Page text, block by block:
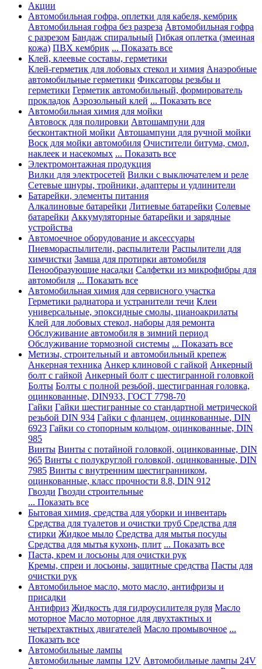
Акции
Автомобильная гофра, оплетки для кабеля, кембрик
Автомобильная гофра без разреза Автомобильная гофра
с разрезом Бандаж спиральный Гибкая оплетка (змеиная
кожа) ПВХ кембрик ... Показать все
Клей, клеевые составы, герметики
Клей-герметик для лобовых стекол и химия Анаэробные
автомобильные герметики Фиксаторы резьбы и
герметики Герметик автомобильный, формирователь
прокладок Аэрозольный клей ... Показать все
Автомобильная химия для мойки
Автовоск для полировки Автошампуни для
бесконтактной мойки Автошампуни для ручной мойки
Воск для мойки автомобиля Очистители битума, смол,
наклеек и насекомых ... Показать все
Электромонтажная продукция
Вилки для электросетей Вилки с выключателем и реле
Сетевые шнуры, тройники, адаптеры и удлинители
Батарейки, элементы питания
Алкалиновые батарейки Литиевые батарейки Солевые
батарейки Аккумуляторные батарейки и зарядные
устройства
Автомоечное оборудование и аксессуары
Пневмораспылители, распылители Распылители для
химчистки Замша для протирки автомобиля
Пенообразующие насадки Салфетки из микрофибры для
автомобиля ... Показать все
Автомобильная химия для сервисного участка
Герметики радиатора и устранители течи Клеи
универсальные, эпоксидные смолы, цианоакрилаты
Клей для лобовых стекол, наборы для ремонта
Обслуживание автомобиля в зимний период
Обслуживание тормозной системы ... Показать все
Метизы, строительный и автомобильный крепеж
Анкерная техника Анкер клиновой с гайкой Анкерный
болт с гайкой Анкерный болт с шестигранной головкой
Болты Болты с полной резьбой, шестигранная головка,
оцинкованные, DIN933, ГОСТ 7798-70
Гайки Гайки шестигранные со стандартной метрической
резьбой DIN 934 Гайки с фланцем, оцинкованные, DIN
6923 Гайки со стопорным кольцом, оцинкованные, DIN
985
Винты Винты с потайной головкой, оцинкованные, DIN
965 Винты с полукруглой головкой, оцинкованные, DIN
7985 Винты с внутренним шестигранником,
оцинкованные, класс прочности 8.8, DIN 912
Гвозди Гвозди строительные
... Показать все
Бытовая химия, средства для уборки и инвентарь
Средства для туалетов и очистки труб Средства для
стирки Жидкое мыло Средства для мытья посуды
Средства для мытья кухонь, плит ... Показать все
Паста, крем и лосьоны для очистки рук
Кремы, спреи и лосьоны, защитные средства Пасты для
очистки рук
Автомобильное масло, мото масло, антифризы и
присадки
Антифриз Жидкость для гидроусилителя руля Масло
моторное Масло моторное для двухтактных и
четырехтактных двигателей Масло промывочное ...
Показать все
Автомобильные лампы
Автомобильные лампы 12V Автомобильные лампы 24V